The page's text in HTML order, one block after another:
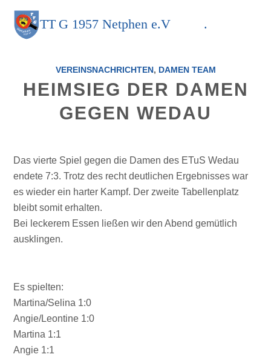
TT G 1957 Netphen e.V .
VEREINSNACHRICHTEN, DAMEN TEAM
HEIMSIEG DER DAMEN
GEGEN WEDAU
Das vierte Spiel gegen die Damen des ETuS Wedau
endete 7:3. Trotz des recht deutlichen Ergebnisses war
es wieder ein harter Kampf. Der zweite Tabellenplatz
bleibt somit erhalten.
Bei leckerem Essen ließen wir den Abend gemütlich
ausklingen.
Es spielten:
Martina/Selina 1:0
Angie/Leontine 1:0
Martina 1:1
Angie 1:1